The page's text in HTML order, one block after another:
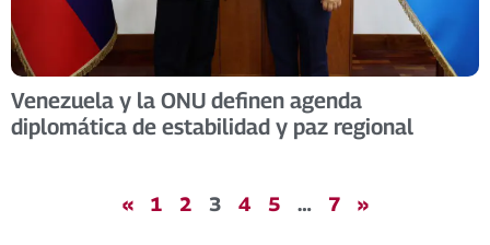
Venezuela y la ONU definen agenda
diplomática de estabilidad y paz regional
« 1 2 3 4 5 … 7 »